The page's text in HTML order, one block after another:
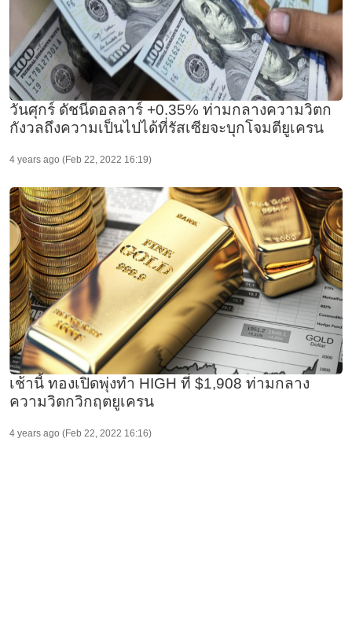
วันศุกร์ ดัชนีดอลลาร์ +0.35% ท่ามกลางความวิตก
กังวลถึงความเป็นไปได้ที่รัสเซียจะบุกโจมตียูเครน
4 years ago (Feb 22, 2022 16:19)
เช้านี้ ทองเปิดพุ่งทำ HIGH ที่ $1,908 ท่ามกลาง
ความวิตกวิกฤตยูเครน
4 years ago (Feb 22, 2022 16:16)